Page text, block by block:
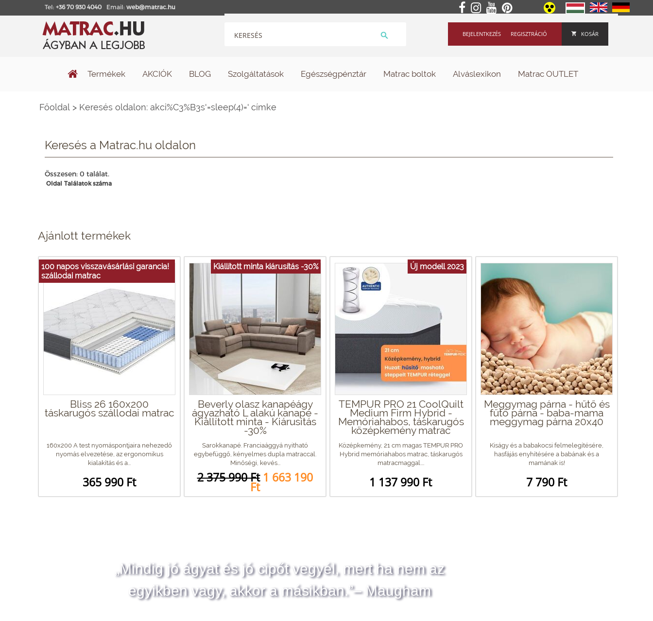
Tel: +36 70 930 4040 Email: web@matrac.hu
KOSÁR
REGISZTRÁCIÓ
BEJELENTKEZÉS
Termékek AKCIÓK BLOG Szolgáltatások Egészségpénztár Matrac boltok Alváslexikon Matrac OUTLET
Főoldal > Keresés oldalon: akci%C3%B3s'=sleep(4)=' címke
Keresés a Matrac.hu oldalon
Összesen: 0 találat.
Oldal Találatok száma
Ajánlott termékek
100 napos visszavásárlási garancia!
szállodai matrac
Bliss 26 160x200
táskarugós szállodai matrac
160x200 A test nyomáspontjaira nehezedő
nyomás elvezetése, az ergonomikus
kialakítás és a...
365 990 Ft
Kiállított minta kiárusítás -30%
Beverly olasz kanapéágy
ágyazható L alakú kanapé -
Kiállított minta - Kiárusítás
-30%
Sarokkanapé. Franciaággyá nyitható
egybefüggő, kényelmes dupla matraccal.
Minőségi, kevés...
2 375 990 Ft 1 663 190
Ft
Új modell 2023
TEMPUR PRO 21 CoolQuilt
Medium Firm Hybrid -
Memóriahabos, táskarugós
középkemény matrac
Középkemény, 21 cm magas TEMPUR PRO
Hybrid memóriahabos matrac, táskarugós
matracmaggal....
1 137 990 Ft
Meggymag párna - hűtő és
fűtő párna - baba-mama
meggymag párna 20x40
Kiságy és a babakocsi felmelegítésére,
hasfájás enyhítésére a babának és a
mamának is!
7 790 Ft
„Mindig jó ágyat és jó cipőt vegyél, mert ha nem az
egyikben vagy, akkor a másikban.”– Maugham